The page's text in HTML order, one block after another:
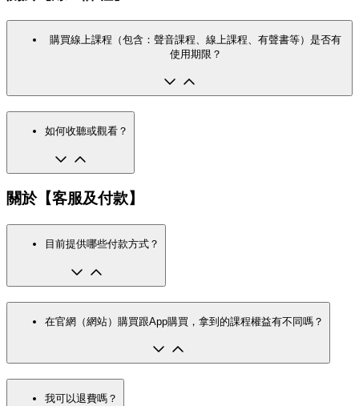
購買線上課程（包含：聲音課程、線上課程、有聲書等）是否有
使用期限？
如何收聽或觀看？
關於【客服及付款】
目前提供哪些付款方式？
在官網（網站）購買跟App購買，拿到的課程權益有不同嗎？
我可以退費嗎？